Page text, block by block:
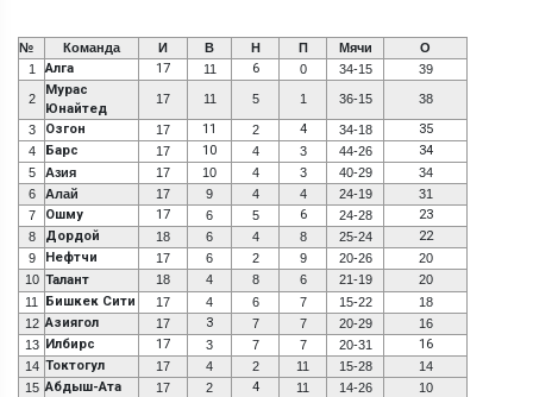
№ Команда И В Н П Мячи
О
1
Алга 17 11 6 0 34-15 39
2
Мурас
Юнайтед
17 11 5 1 36-15 38
3 Озгон 17 11 2 4 34-18 35
4 Барс 17 10 4 3 44-26 34
5 Азия 17 10 4 3 40-29
34
6
Алай 17 9 4 4 24-19
31
7
Ошму 17 6 5 6 24-28 23
8 Дордой 18 6 4 8 25-24 22
9 Нефтчи 17 6 2 9 20-26
20
10 Талант 18 4 8 6 21-19
20
11
Бишкек Сити 17 4 6 7 15-22
18
12 Азиягол 17 3 7 7 20-29
16
13
Илбирс 17 3 7 7 20-31 16
14 Токтогул 17 4 2 11 15-28
14
15 Абдыш-Ата 17 2 4 11 14-26
10